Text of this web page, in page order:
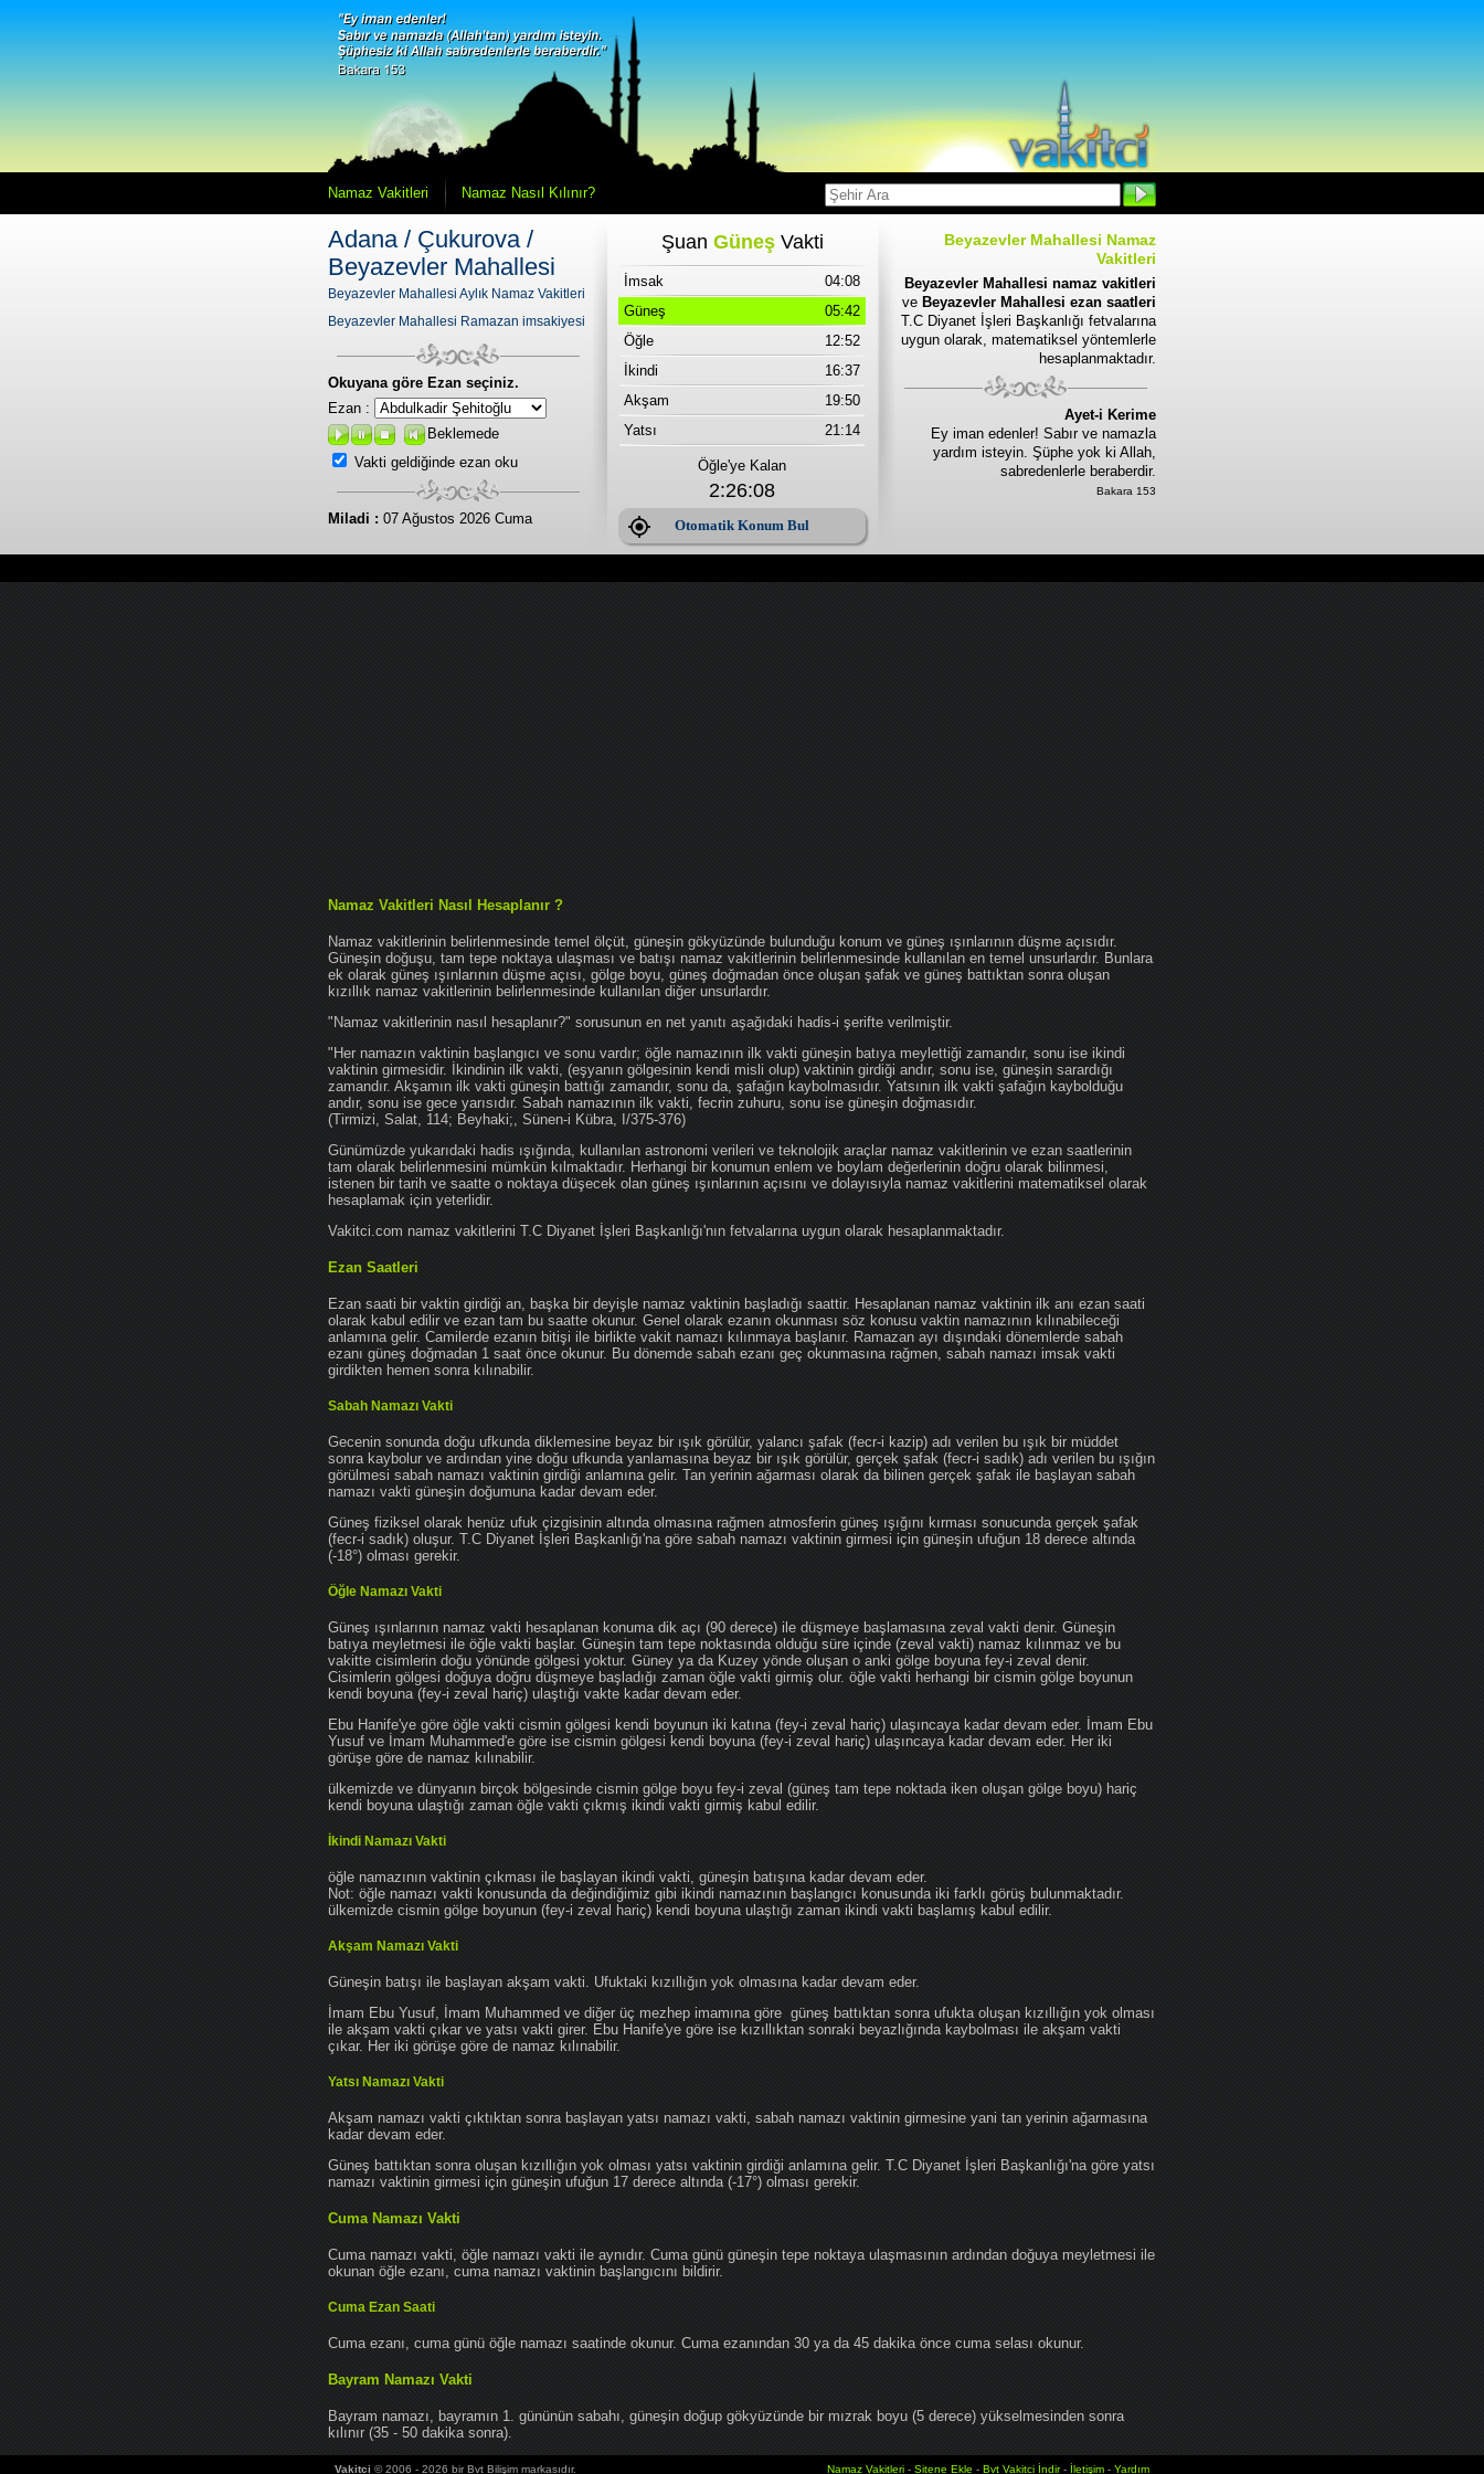
Namaz Vakitleri Namaz Nasıl Kılınır?
Adana / Çukurova /
Beyazevler Mahallesi
Beyazevler Mahallesi Aylık Namaz Vakitleri
Beyazevler Mahallesi Ramazan imsakiyesi
Okuyana göre Ezan seçiniz.
Ezan :
Beklemede
Vakti geldiğinde ezan oku
Miladi : 07 Ağustos 2026 Cuma
Şuan GüneşVakti
İmsak
04:08
Güneş
05:42
Öğle
12:52
İkindi
16:37
Akşam
19:50
Yatsı
21:14
Öğle'ye Kalan
2:26:08
Otomatik Konum Bul
Beyazevler Mahallesi Namaz
Vakitleri
Beyazevler Mahallesi namaz vakitleri
ve Beyazevler Mahallesi ezan saatleri
T.C Diyanet İşleri Başkanlığı fetvalarına
uygun olarak, matematiksel yöntemlerle
hesaplanmaktadır.
Ayet-i Kerime
Ey iman edenler! Sabır ve namazla
yardım isteyin. Şüphe yok ki Allah,
sabredenlerle beraberdir.
Bakara 153
Namaz Vakitleri Nasıl Hesaplanır ?
Namaz vakitlerinin belirlenmesinde temel ölçüt, güneşin gökyüzünde bulunduğu konum ve güneş ışınlarının düşme açısıdır.
Güneşin doğuşu, tam tepe noktaya ulaşması ve batışı namaz vakitlerinin belirlenmesinde kullanılan en temel unsurlardır. Bunlara
ek olarak güneş ışınlarının düşme açısı, gölge boyu, güneş doğmadan önce oluşan şafak ve güneş battıktan sonra oluşan
kızıllık namaz vakitlerinin belirlenmesinde kullanılan diğer unsurlardır.
"Namaz vakitlerinin nasıl hesaplanır?" sorusunun en net yanıtı aşağıdaki hadis-i şerifte verilmiştir.
"Her namazın vaktinin başlangıcı ve sonu vardır; öğle namazının ilk vakti güneşin batıya meylettiği zamandır, sonu ise ikindi
vaktinin girmesidir. İkindinin ilk vakti, (eşyanın gölgesinin kendi misli olup) vaktinin girdiği andır, sonu ise, güneşin sarardığı
zamandır. Akşamın ilk vakti güneşin battığı zamandır, sonu da, şafağın kaybolmasıdır. Yatsının ilk vakti şafağın kaybolduğu
andır, sonu ise gece yarısıdır. Sabah namazının ilk vakti, fecrin zuhuru, sonu ise güneşin doğmasıdır.
(Tirmizi, Salat, 114; Beyhaki;, Sünen-i Kübra, I/375-376)
Günümüzde yukarıdaki hadis ışığında, kullanılan astronomi verileri ve teknolojik araçlar namaz vakitlerinin ve ezan saatlerinin
tam olarak belirlenmesini mümkün kılmaktadır. Herhangi bir konumun enlem ve boylam değerlerinin doğru olarak bilinmesi,
istenen bir tarih ve saatte o noktaya düşecek olan güneş ışınlarının açısını ve dolayısıyla namaz vakitlerini matematiksel olarak
hesaplamak için yeterlidir.
Vakitci.com namaz vakitlerini T.C Diyanet İşleri Başkanlığı'nın fetvalarına uygun olarak hesaplanmaktadır.
Ezan Saatleri
Ezan saati bir vaktin girdiği an, başka bir deyişle namaz vaktinin başladığı saattir. Hesaplanan namaz vaktinin ilk anı ezan saati
olarak kabul edilir ve ezan tam bu saatte okunur. Genel olarak ezanın okunması söz konusu vaktin namazının kılınabileceği
anlamına gelir. Camilerde ezanın bitişi ile birlikte vakit namazı kılınmaya başlanır. Ramazan ayı dışındaki dönemlerde sabah
ezanı güneş doğmadan 1 saat önce okunur. Bu dönemde sabah ezanı geç okunmasına rağmen, sabah namazı imsak vakti
girdikten hemen sonra kılınabilir.
Sabah Namazı Vakti
Gecenin sonunda doğu ufkunda diklemesine beyaz bir ışık görülür, yalancı şafak (fecr-i kazip) adı verilen bu ışık bir müddet
sonra kaybolur ve ardından yine doğu ufkunda yanlamasına beyaz bir ışık görülür, gerçek şafak (fecr-i sadık) adı verilen bu ışığın
görülmesi sabah namazı vaktinin girdiği anlamına gelir. Tan yerinin ağarması olarak da bilinen gerçek şafak ile başlayan sabah
namazı vakti güneşin doğumuna kadar devam eder.
Güneş fiziksel olarak henüz ufuk çizgisinin altında olmasına rağmen atmosferin güneş ışığını kırması sonucunda gerçek şafak
(fecr-i sadık) oluşur. T.C Diyanet İşleri Başkanlığı'na göre sabah namazı vaktinin girmesi için güneşin ufuğun 18 derece altında
(-18°) olması gerekir.
Öğle Namazı Vakti
Güneş ışınlarının namaz vakti hesaplanan konuma dik açı (90 derece) ile düşmeye başlamasına zeval vakti denir. Güneşin
batıya meyletmesi ile öğle vakti başlar. Güneşin tam tepe noktasında olduğu süre içinde (zeval vakti) namaz kılınmaz ve bu
vakitte cisimlerin doğu yönünde gölgesi yoktur. Güney ya da Kuzey yönde oluşan o anki gölge boyuna fey-i zeval denir.
Cisimlerin gölgesi doğuya doğru düşmeye başladığı zaman öğle vakti girmiş olur. öğle vakti herhangi bir cismin gölge boyunun
kendi boyuna (fey-i zeval hariç) ulaştığı vakte kadar devam eder.
Ebu Hanife'ye göre öğle vakti cismin gölgesi kendi boyunun iki katına (fey-i zeval hariç) ulaşıncaya kadar devam eder. İmam Ebu
Yusuf ve İmam Muhammed'e göre ise cismin gölgesi kendi boyuna (fey-i zeval hariç) ulaşıncaya kadar devam eder. Her iki
görüşe göre de namaz kılınabilir.
ülkemizde ve dünyanın birçok bölgesinde cismin gölge boyu fey-i zeval (güneş tam tepe noktada iken oluşan gölge boyu) hariç
kendi boyuna ulaştığı zaman öğle vakti çıkmış ikindi vakti girmiş kabul edilir.
İkindi Namazı Vakti
öğle namazının vaktinin çıkması ile başlayan ikindi vakti, güneşin batışına kadar devam eder.
Not: öğle namazı vakti konusunda da değindiğimiz gibi ikindi namazının başlangıcı konusunda iki farklı görüş bulunmaktadır.
ülkemizde cismin gölge boyunun (fey-i zeval hariç) kendi boyuna ulaştığı zaman ikindi vakti başlamış kabul edilir.
Akşam Namazı Vakti
Güneşin batışı ile başlayan akşam vakti. Ufuktaki kızıllığın yok olmasına kadar devam eder.
İmam Ebu Yusuf, İmam Muhammed ve diğer üç mezhep imamına göre güneş battıktan sonra ufukta oluşan kızıllığın yok olması
ile akşam vakti çıkar ve yatsı vakti girer. Ebu Hanife'ye göre ise kızıllıktan sonraki beyazlığında kaybolması ile akşam vakti
çıkar. Her iki görüşe göre de namaz kılınabilir.
Yatsı Namazı Vakti
Akşam namazı vakti çıktıktan sonra başlayan yatsı namazı vakti, sabah namazı vaktinin girmesine yani tan yerinin ağarmasına
kadar devam eder.
Güneş battıktan sonra oluşan kızıllığın yok olması yatsı vaktinin girdiği anlamına gelir. T.C Diyanet İşleri Başkanlığı'na göre yatsı
namazı vaktinin girmesi için güneşin ufuğun 17 derece altında (-17°) olması gerekir.
Cuma Namazı Vakti
Cuma namazı vakti, öğle namazı vakti ile aynıdır. Cuma günü güneşin tepe noktaya ulaşmasının ardından doğuya meyletmesi ile
okunan öğle ezanı, cuma namazı vaktinin başlangıcını bildirir.
Cuma Ezan Saati
Cuma ezanı, cuma günü öğle namazı saatinde okunur. Cuma ezanından 30 ya da 45 dakika önce cuma selası okunur.
Bayram Namazı Vakti
Bayram namazı, bayramın 1. gününün sabahı, güneşin doğup gökyüzünde bir mızrak boyu (5 derece) yükselmesinden sonra
kılınır (35 - 50 dakika sonra).
Vakitci © 2006 - 2026 bir Bvt Bilişim markasıdır. Namaz Vakitleri - Sitene Ekle - Bvt Vakitci İndir- İletişim - Yardım